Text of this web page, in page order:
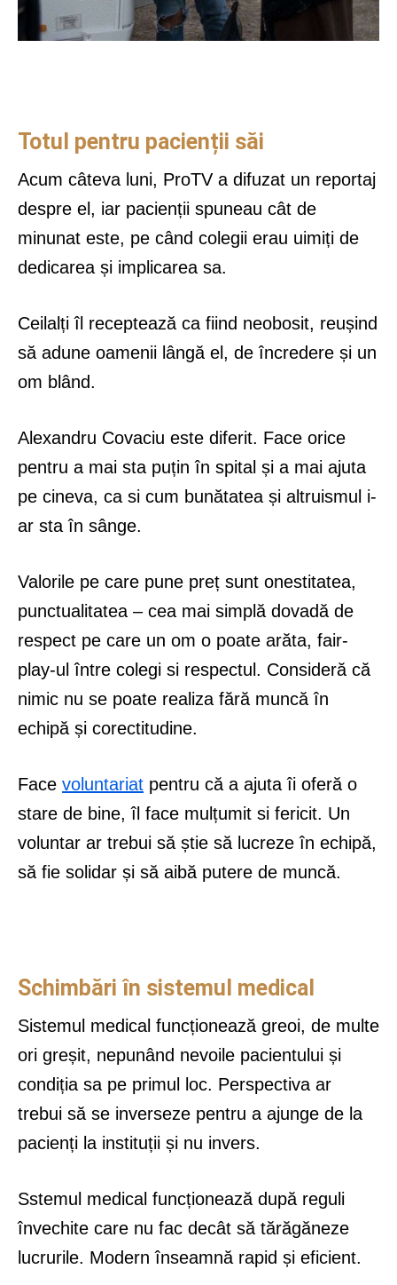
Totul pentru pacienții săi
Acum câteva luni, ProTV a difuzat un reportaj
despre el, iar pacienții spuneau cât de
minunat este, pe când colegii erau uimiți de
dedicarea și implicarea sa.
Ceilalți îl receptează ca fiind neobosit, reușind
să adune oamenii lângă el, de încredere și un
om blând.
Alexandru Covaciu este diferit. Face orice
pentru a mai sta puțin în spital și a mai ajuta
pe cineva, ca si cum bunătatea și altruismul i-
ar sta în sânge.
Valorile pe care pune preț sunt onestitatea,
punctualitatea – cea mai simplă dovadă de
respect pe care un om o poate arăta, fair-
play-ul între colegi si respectul. Consideră că
nimic nu se poate realiza fără muncă în
echipă și corectitudine.
Face voluntariat pentru că a ajuta îi oferă o
stare de bine, îl face mulțumit si fericit. Un
voluntar ar trebui să știe să lucreze în echipă,
să fie solidar și să aibă putere de muncă.
Schimbări în sistemul medical
Sistemul medical funcționează greoi, de multe
ori greșit, nepunând nevoile pacientului și
condiția sa pe primul loc. Perspectiva ar
trebui să se inverseze pentru a ajunge de la
pacienți la instituții și nu invers.
Sstemul medical funcționează după reguli
învechite care nu fac decât să tărăgăneze
lucrurile. Modern înseamnă rapid și eficient.